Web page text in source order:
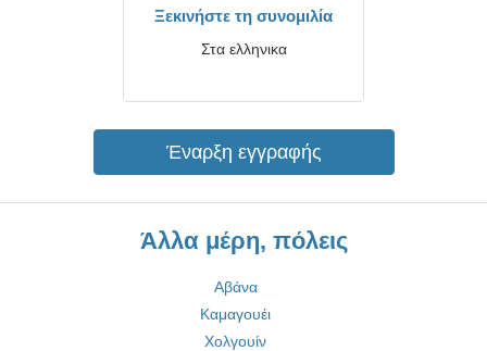
Ξεκινήστε τη συνομιλία
Στα ελληνικα
Έναρξη εγγραφής
Άλλα μέρη, πόλεις
Αβάνα
Καμαγουέι
Χολγουίν